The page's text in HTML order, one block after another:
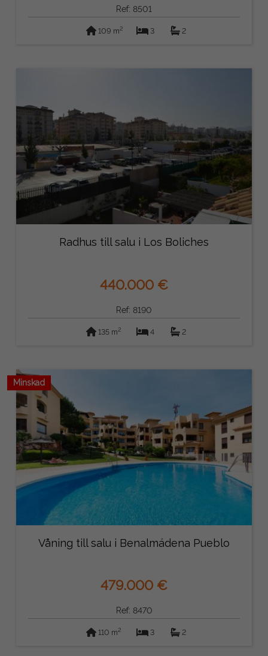
Ref: 8501
109 m2 3 2
Radhus till salu i Los Boliches
440.000 €
Ref: 8190
135 m2 4 2
Minskad
Våning till salu i Benalmádena Pueblo
479.000 €
Ref: 8470
110 m2 3 2